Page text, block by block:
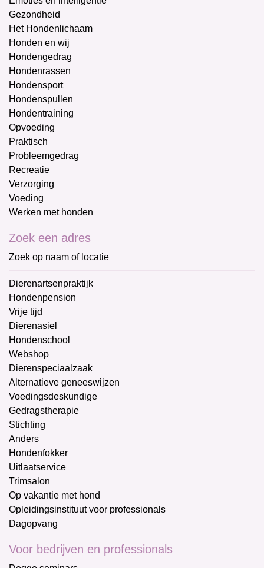
Gezondheid
Het Hondenlichaam
Honden en wij
Hondengedrag
Hondenrassen
Hondensport
Hondenspullen
Hondentraining
Opvoeding
Praktisch
Probleemgedrag
Recreatie
Verzorging
Voeding
Werken met honden
Zoek een adres
Zoek op naam of locatie
Dierenartsenpraktijk
Hondenpension
Vrije tijd
Dierenasiel
Hondenschool
Webshop
Dierenspeciaalzaak
Alternatieve geneeswijzen
Voedingsdeskundige
Gedragstherapie
Stichting
Anders
Hondenfokker
Uitlaatservice
Trimsalon
Op vakantie met hond
Opleidingsinstituut voor professionals
Dagopvang
Voor bedrijven en professionals